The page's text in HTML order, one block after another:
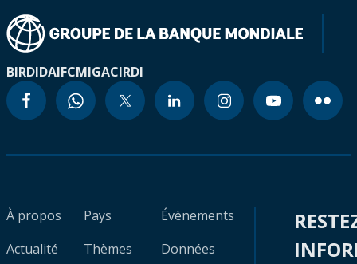
BIRDIDAIFCMIGACIRDI
À propos
Actualité
Pays
Thèmes
Évènements
Données